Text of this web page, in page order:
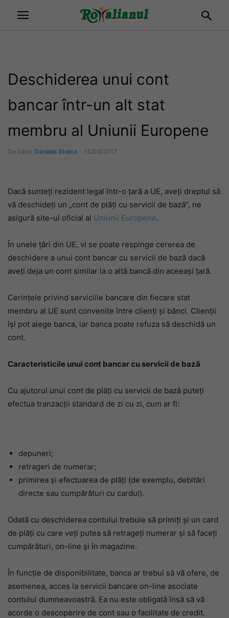
Deschiderea unui cont
bancar într-un alt stat
membru al Uniunii Europene
De către Daniela Stoica - 15/09/2017
Dacă sunteți rezident legal într-o țară a UE, aveți dreptul să
vă deschideți un „cont de plăți cu servicii de bază”, ne
asigură site-ul oficial al Uniunii Europene.
În unele țări din UE, vi se poate respinge cererea de
deschidere a unui cont bancar cu servicii de bază dacă
aveți deja un cont similar la o altă bancă din aceeași țară.
Cerinţele privind serviciile bancare din fiecare stat
membru al UE sunt convenite între clienţi şi bănci. Clienţii
îşi pot alege banca, iar banca poate refuza să deschidă un
cont.
Caracteristicile unui cont bancar cu servicii de bază
Cu ajutorul unui cont de plăți cu servicii de bază puteți
efectua tranzacții standard de zi cu zi, cum ar fi:
depuneri;
retrageri de numerar;
primirea și efectuarea de plăți (de exemplu, debitări
directe sau cumpărături cu cardul).
Odată cu deschiderea contului trebuie să primiți și un card
de plăți cu care veți putea să retrageți numerar și să faceți
cumpărături, on-line și în magazine.
În funcție de disponibilitate, banca ar trebui să vă ofere, de
asemenea, acces la servicii bancare on-line asociate
contului dumneavoastră. Ea nu este obligată însă să vă
acorde o descoperire de cont sau o facilitate de credit.